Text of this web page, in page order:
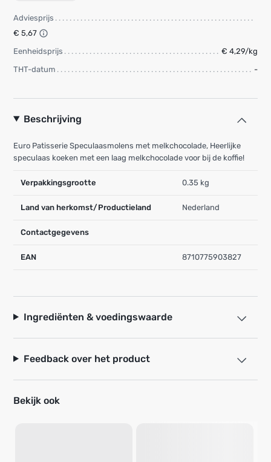
Adviesprijs
€ 5,67
Eenheidsprijs
€ 4,29/kg
THT-datum
-
Beschrijving
Euro Patisserie Speculaasmolens met melkchocolade, Heerlijke
speculaas koeken met een laag melkchocolade voor bij de koffie!
Verpakkingsgrootte 0.35 kg
Land van herkomst/Productieland Nederland
Contactgegevens
EAN 8710775903827
Ingrediënten & voedingswaarde
Feedback over het product
Bekijk ook